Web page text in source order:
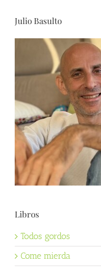
Julio Basulto
Libros
Todos gordos
Come mierda